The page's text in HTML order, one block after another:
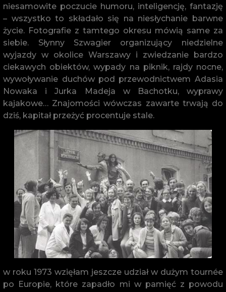
niesamowite poczucie humoru, inteligencję, fantazję
– wszystko to składało się na niesłychanie barwne
życie. Fotografie z tamtego okresu mówią same za
siebie. Słynny Szwagier organizujący niedzielne
wyjazdy w okolice Warszawy i zwiedzanie bardzo
ciekawych obiektów, wypady na piknik, rajdy nocne,
wywoływanie duchów pod przewodnictwem Adasia
Nowaka i Jurka Madeja w Bachotku, wyprawy
kajakowe… Znajomości wówczas zawarte trwają do
dziś, kapitał przeżyć procentuje stale.
w roku 1973 wzięłam jeszcze udział w dużym tournée
po Europie, które zapadło mi w pamięć z powodu